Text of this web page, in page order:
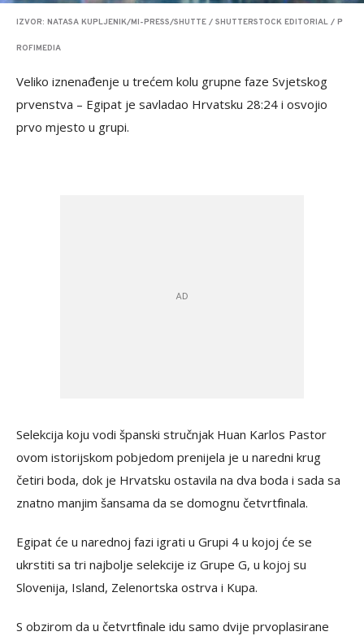
IZVOR: NATASA KUPLJENIK/MI-PRESS/SHUTTE / SHUTTERSTOCK EDITORIAL / P
ROFIMEDIA
Veliko iznenađenje u trećem kolu grupne faze Svjetskog
prvenstva – Egipat je savladao Hrvatsku 28:24 i osvojio
prvo mjesto u grupi.
Selekcija koju vodi španski stručnjak Huan Karlos Pastor
ovom istorijskom pobjedom prenijela je u naredni krug
četiri boda, dok je Hrvatsku ostavila na dva boda i sada sa
znatno manjim šansama da se domognu četvrtfinala.
Egipat će u narednoj fazi igrati u Grupi 4 u kojoj će se
ukrstiti sa tri najbolje selekcije iz Grupe G, u kojoj su
Slovenija, Island, Zelenortska ostrva i Kupa.
S obzirom da u četvrtfinale idu samo dvije prvoplasirane